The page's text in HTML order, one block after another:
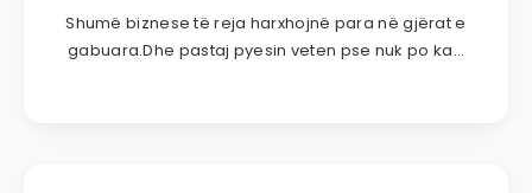
Shumë biznese të reja harxhojnë para në gjërat e
gabuara.Dhe pastaj pyesin veten pse nuk po ka…